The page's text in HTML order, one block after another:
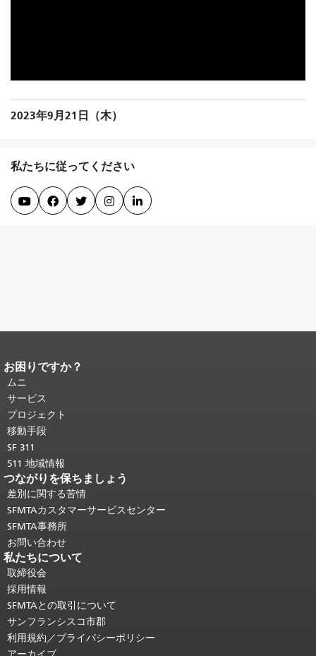
2023年9月21日（木）
私たちに従ってください
    
ページコンテンツの終わり。
ジの残りの部分はすべてのページで繰
り返されます。
頭に戻る。
お困りですか？
ムニ
サービス
プロジェクト
移動手段
SF 311
511 地域情報
つながりを保ちましょう
差別に関する苦情
SFMTAカスタマーサービスセンター
SFMTA事務所
お問い合わせ
私たちについて
取締役会
採用情報
SFMTAとの取引について
サンフランシスコ市郡
利用規約／プライバシーポリシー